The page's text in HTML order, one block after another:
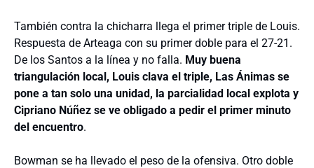
También contra la chicharra llega el primer triple de Louis.
Respuesta de Arteaga con su primer doble para el 27-21.
De los Santos a la línea y no falla. Muy buena
triangulación local, Louis clava el triple, Las Ánimas se
pone a tan solo una unidad, la parcialidad local explota y
Cipriano Núñez se ve obligado a pedir el primer minuto
del encuentro.
Bowman se ha llevado el peso de la ofensiva. Otro doble